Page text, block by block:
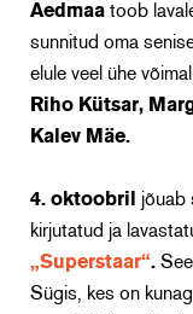
Aedmaa toob
sunnitud oma
elule veel ühe
Riho Kütsar,
Kalev Mäe.
4. oktoobril jõuab
kirjutatud ja
„Superstaar“.
Sügis, kes on